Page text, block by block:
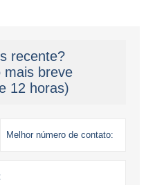
recente?
mais breve
12 horas)